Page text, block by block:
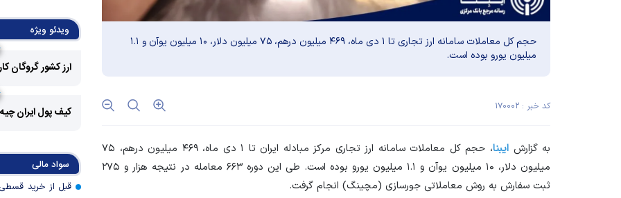
حجم کل معاملات سامانه ارز تجاری تا ۱ دی ماه، ۴۶۹ میلیون درهم، ۷۵ میلیون دلار، ۱۰ میلیون یوآن و ۱.۱
میلیون یورو بوده است.
کد خبر : ۱۷۰۰۰۲
به گزارشایبنا
، حجم کل معاملات سامانه ارز تجاری مرکز مبادله ایران تا ۱ دی ماه، ۴۶۹ میلیون درهم، ۷۵
میلیون دلار، ۱۰ میلیون یوآن و ۱.۱ میلیون یورو بوده است. طی این دوره ۶۶۳ معامله در نتیجه هزار و ۲۷۵
ثبت سفارش به روش معاملاتی جورسازی (مچینگ) انجام گرفت.
رالی وال‌استریت،
جهان با
پروژه‌ها در اولویت
اولویت‌های
اقتصاد جنگی
ویدئو ویژه
ارز کشور گروگان
کیف پول ایران
سواد مالی